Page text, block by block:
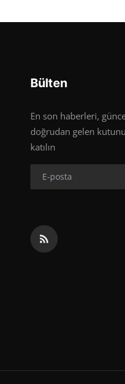
Bülten
En son haberleri,
doğrudan gelen
katılın